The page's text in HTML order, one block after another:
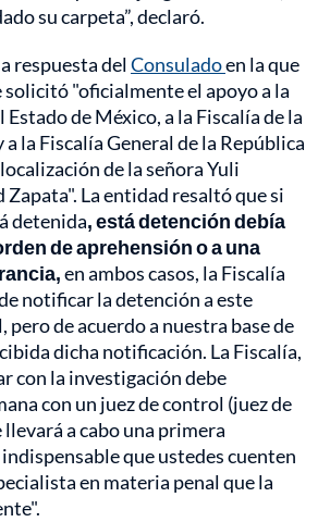
su carpeta”, declaró.
respuesta delConsuladoen la que
solicitó "oficialmente el apoyo a la
de México, a la Fiscalía de la
la Fiscalía General de la República
de la señora Yuli
La entidad resaltó que si
detenida, está detención debía
de aprehensión o a una
en ambos casos, la Fiscalía
notificar la detención a este
pero de acuerdo a nuestra base de
dicha notificación. La Fiscalía,
con la investigación debe
con un juez de control (juez de
a cabo una primera
que ustedes cuenten
en materia penal que la